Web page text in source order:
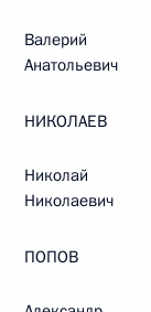
Валерий
Анатольевич
НИКОЛАЕВ
Николай
Николаевич
ПОПОВ